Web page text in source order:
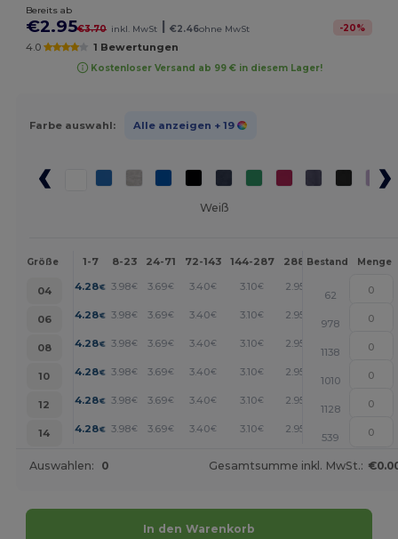
Bereits ab
€2.95€3.70 inkl. MwSt | €2.46ohne MwSt -20%
4.0 1 Bewertungen
Kostenloser Versand ab 99 € in diesem Lager!
Farbe auswahl: Alle anzeigen + 19
Weiß
Größe 1-7 8-23 24-71 72-143 144-287 288 + Mehr
Bestand Menge
04 4.28€ 3.98€ 3.69€ 3.40€ 3.10€ 2.95 +
62
06
4.28€ 3.98€ 3.69€ 3.40€ 3.10€ 2.95 +
978
08
4.28€ 3.98€ 3.69€ 3.40€ 3.10€ 2.95 +
1138
10
4.28€ 3.98€ 3.69€ 3.40€ 3.10€ 2.95 +
1010
12
4.28€ 3.98€ 3.69€ 3.40€ 3.10€ 2.95 +
1128
14
4.28€ 3.98€ 3.69€ 3.40€ 3.10€ 2.95 +
539
Auswahlen: 0 Gesamtsumme inkl. MwSt.:
In den Warenkorb